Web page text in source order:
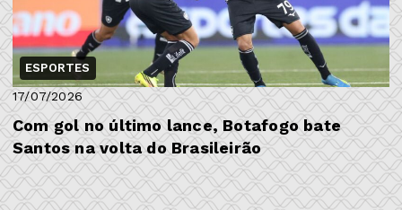
ESPORTES
17/07/2026
Com gol no último lance, Botafogo bate
Santos na volta do Brasileirão